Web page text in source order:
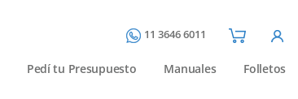
11 3646 6011
Pedí tu Presupuesto Manuales Folletos